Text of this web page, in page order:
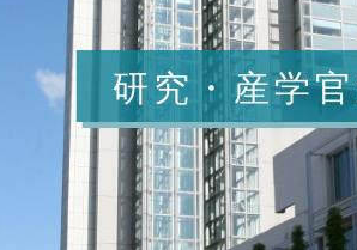
研究・産学